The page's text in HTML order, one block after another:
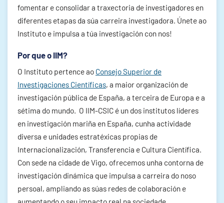
fomentar e consolidar a traxectoria de investigadores en
diferentes etapas da súa carreira investigadora. Únete ao
Instituto e impulsa a túa investigación con nos!
Por que o IIM?
O Instituto pertence ao Consejo Superior de
Investigaciones Científicas, a maior organización de
investigación pública de España, a terceira de Europa e a
sétima do mundo. O IIM-CSIC é un dos institutos líderes
en investigación mariña en España, cunha actividade
diversa e unidades estratéxicas propias de
Internacionalización, Transferencia e Cultura Científica.
Con sede na cidade de Vigo, ofrecemos unha contorna de
investigación dinámica que impulsa a carreira do noso
persoal, ampliando as súas redes de colaboración e
aumentando o seu impacto real na sociedade.